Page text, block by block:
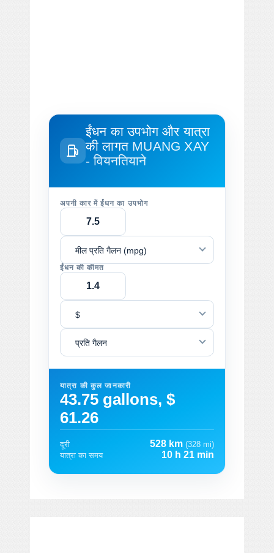
ईंधन का उपभोग और यात्रा
की लागत MUANG XAY
- वियनतियाने
अपनी कार में ईंधन का उपभोग
मील प्रति गैलन (mpg)
ईंधन की कीमत
$
प्रति गैलन
यात्रा की कुल जानकारी
43.75 gallons, $
61.26
दूरी 528 km (328 mi)
यात्रा का समय
10 h 21 min